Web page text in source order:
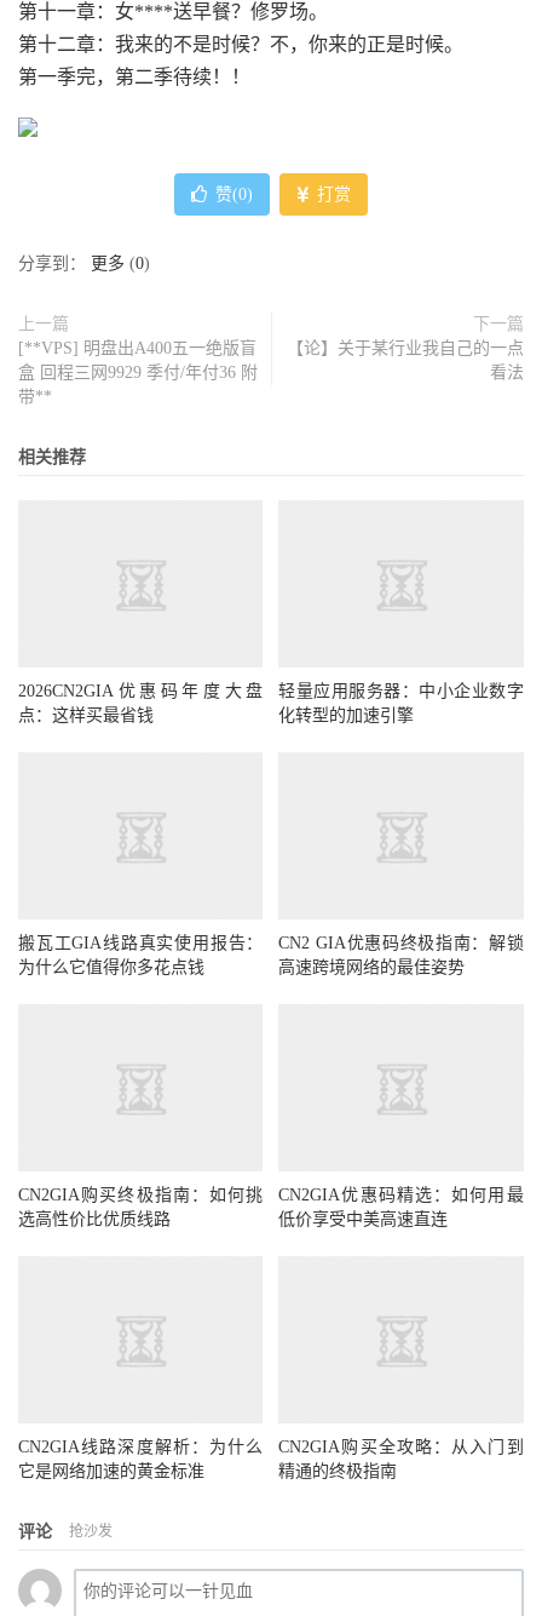
第十一章：女****送早餐？修罗场。
第十二章：我来的不是时候？不，你来的正是时候。
第一季完，第二季待续！！
赞(0) 打赏
分享到： 更多 (0)
上一篇
[**VPS] 明盘出A400五一绝版盲
盒 回程三网9929 季付/年付36 附
带**
下一篇
【论】关于某行业我自己的一点
看法
相关推荐
2026CN2GIA优惠码年度大盘
点：这样买最省钱
轻量应用服务器：中小企业数字
化转型的加速引擎
搬瓦工GIA线路真实使用报告：
为什么它值得你多花点钱
CN2 GIA优惠码终极指南：解锁
高速跨境网络的最佳姿势
CN2GIA购买终极指南：如何挑
选高性价比优质线路
CN2GIA优惠码精选：如何用最
低价享受中美高速直连
CN2GIA线路深度解析：为什么
它是网络加速的黄金标准
CN2GIA购买全攻略：从入门到
精通的终极指南
评论 抢沙发